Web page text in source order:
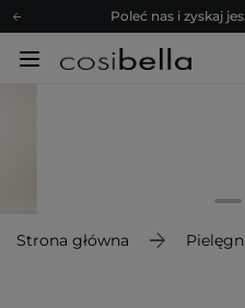
Poleć nas i zyskaj
Zapisz się na
Poleć nas i zyskaj
Strona główna